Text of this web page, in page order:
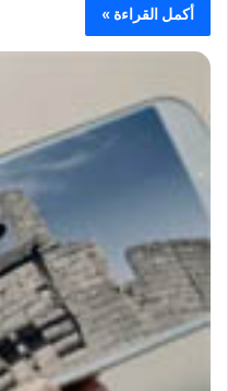
أكمل القراءة »